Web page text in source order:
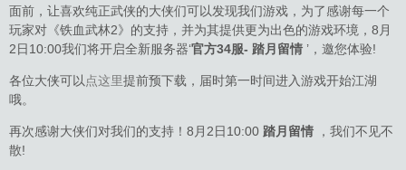
面前，让喜欢纯正武侠的大侠们可以发现我们游戏，为了感谢每一个
玩家对《铁血武林2》的支持，并为其提供更为出色的游戏环境，8月
2日10:00我们将开启全新服务器‘官方34服- 踏月留情 ’，邀您体验!
各位大侠可以 点这里提前预下载，届时第一时间进入游戏开始江湖
哦。
再次感谢大侠们对我们的支持！8月2日10:00 踏月留情 ，我们不见不
散!